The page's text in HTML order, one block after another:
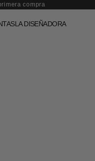
compra
LA DISEÑADORA